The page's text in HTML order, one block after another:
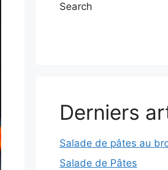
Search
Derniers
Salade de pâtes au
Salade de Pâtes